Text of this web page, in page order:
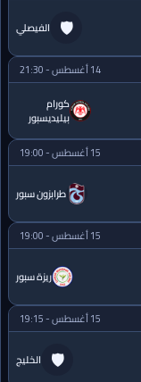
الفيصلي 🛡
14 أغسطس - 21:30
كورام
بيليديسبور
15 أغسطس - 19:00
طرابزون سبور
15 أغسطس - 19:00
ريزة سبور
15 أغسطس - 19:15
الخليج 🛡